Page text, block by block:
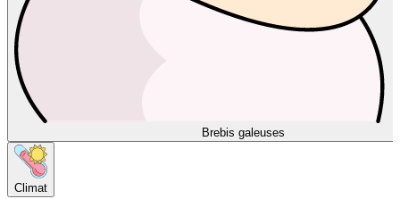
Brebis galeuses
Climat